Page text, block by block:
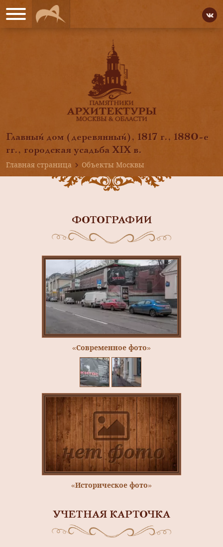
Главный дом (деревянный), 1817 г., 1880-е
гг., городская усадьба XIX в.
Главная страница
Объекты Москвы
ФОТОГРАФИИ
«Современное фото»
«Историческое фото»
УЧЕТНАЯ КАРТОЧКА